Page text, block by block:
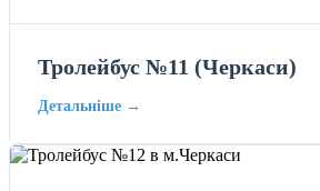
Тролейбус №11 (Черкаси)
Детальніше →